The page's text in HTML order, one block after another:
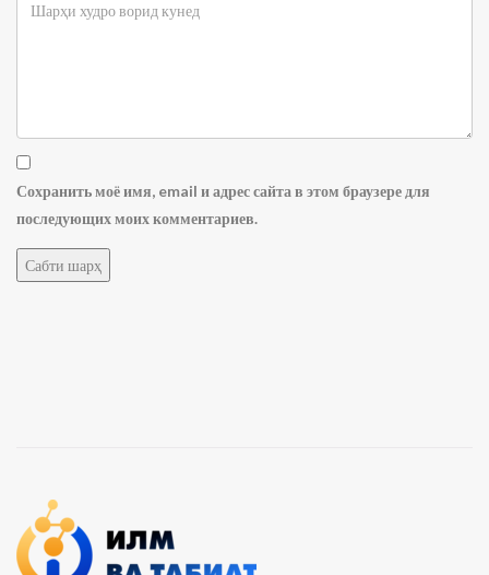
Сохранить моё имя, email и адрес сайта в этом браузере для
последующих моих комментариев.